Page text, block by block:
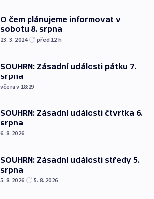
O čem plánujeme informovat v
sobotu 8. srpna
23. 3. 2024 před 12 h
SOUHRN: Zásadní události pátku 7.
srpna
včera v 18:29
SOUHRN: Zásadní události čtvrtka 6.
srpna
6. 8. 2026
SOUHRN: Zásadní události středy 5.
srpna
5. 8. 2026 5. 8. 2026